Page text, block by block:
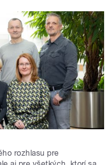
rozhlasu pre